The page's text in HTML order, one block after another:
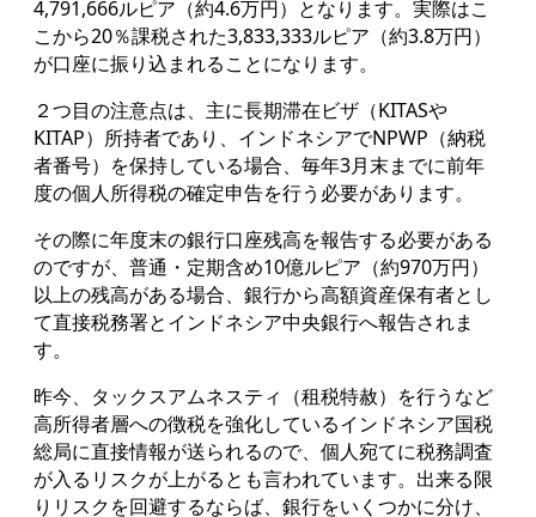
4,791,666ルピア（約4.6万円）となります。実際はこ
こから20％課税された3,833,333ルピア（約3.8万円）
が口座に振り込まれることになります。
２つ目の注意点は、主に長期滞在ビザ（KITASや
KITAP）所持者であり、インドネシアでNPWP（納税
者番号）を保持している場合、毎年3月末までに前年
度の個人所得税の確定申告を行う必要があります。
その際に年度末の銀行口座残高を報告する必要がある
のですが、普通・定期含め10億ルピア（約970万円）
以上の残高がある場合、銀行から高額資産保有者とし
て直接税務署とインドネシア中央銀行へ報告されま
す。
昨今、タックスアムネスティ（租税特赦）を行うなど
高所得者層への徴税を強化しているインドネシア国税
総局に直接情報が送られるので、個人宛てに税務調査
が入るリスクが上がるとも言われています。出来る限
りリスクを回避するならば、銀行をいくつかに分け、